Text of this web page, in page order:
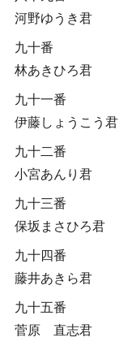
河野ゆうき君
九十番
林あきひろ君
九十一番
伊藤しょうこう君
九十二番
小宮あんり君
九十三番
保坂まさひろ君
九十四番
藤井あきら君
九十五番
菅原 直志君